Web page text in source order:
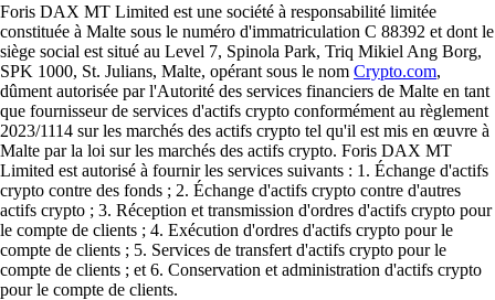
Foris DAX MT Limited est une société à responsabilité limitée
constituée à Malte sous le numéro d'immatriculation C 88392 et dont le
siège social est situé au Level 7, Spinola Park, Triq Mikiel Ang Borg,
SPK 1000, St. Julians, Malte, opérant sous le nom Crypto.com,
dûment autorisée par l'Autorité des services financiers de Malte en tant
que fournisseur de services d'actifs crypto conformément au règlement
2023/1114 sur les marchés des actifs crypto tel qu'il est mis en œuvre à
Malte par la loi sur les marchés des actifs crypto. Foris DAX MT
Limited est autorisé à fournir les services suivants : 1. Échange d'actifs
crypto contre des fonds ; 2. Échange d'actifs crypto contre d'autres
actifs crypto ; 3. Réception et transmission d'ordres d'actifs crypto pour
le compte de clients ; 4. Exécution d'ordres d'actifs crypto pour le
compte de clients ; 5. Services de transfert d'actifs crypto pour le
compte de clients ; et 6. Conservation et administration d'actifs crypto
pour le compte de clients.